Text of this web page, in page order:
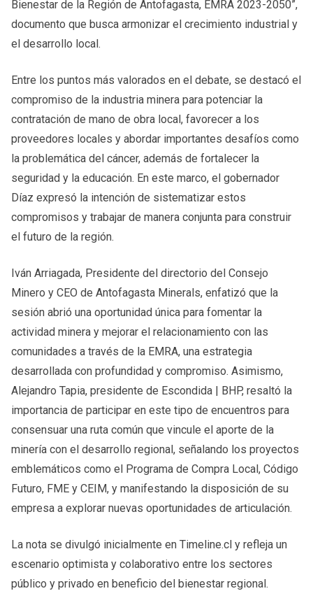
Bienestar de la Región de Antofagasta, EMRA 2023-2050”,
documento que busca armonizar el crecimiento industrial y
el desarrollo local.
Entre los puntos más valorados en el debate, se destacó el
compromiso de la industria minera para potenciar la
contratación de mano de obra local, favorecer a los
proveedores locales y abordar importantes desafíos como
la problemática del cáncer, además de fortalecer la
seguridad y la educación. En este marco, el gobernador
Díaz expresó la intención de sistematizar estos
compromisos y trabajar de manera conjunta para construir
el futuro de la región.
Iván Arriagada, Presidente del directorio del Consejo
Minero y CEO de Antofagasta Minerals, enfatizó que la
sesión abrió una oportunidad única para fomentar la
actividad minera y mejorar el relacionamiento con las
comunidades a través de la EMRA, una estrategia
desarrollada con profundidad y compromiso. Asimismo,
Alejandro Tapia, presidente de Escondida | BHP, resaltó la
importancia de participar en este tipo de encuentros para
consensuar una ruta común que vincule el aporte de la
minería con el desarrollo regional, señalando los proyectos
emblemáticos como el Programa de Compra Local, Código
Futuro, FME y CEIM, y manifestando la disposición de su
empresa a explorar nuevas oportunidades de articulación.
La nota se divulgó inicialmente en Timeline.cl y refleja un
escenario optimista y colaborativo entre los sectores
público y privado en beneficio del bienestar regional.